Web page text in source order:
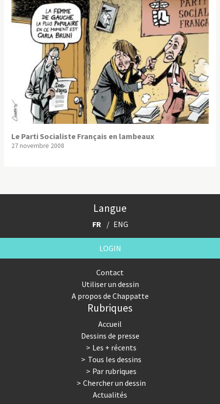
Le Parti Socialiste Français en lambeaux
27 novembre 2008
Langue
FR ENG
LOGIN
Contact
Utiliser un dessin
A propos de Chappatte
Rubriques
Accueil
Dessins de presse
Les + récents
Tous les dessins
Par rubriques
Chercher un dessin
Actualités